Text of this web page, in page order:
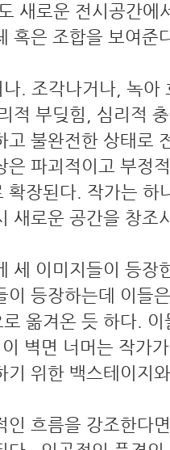
새로운 전시공간에
혹은 조합을 보여준
. 조각나거나, 녹아
적 부딪힘, 심리적
고 불완전한 상태로
은 파괴적이고 부정
확장된다. 작가는 하
새로운 공간을 창
세 이미지들이 등장
이 등장하는데 이들
옮겨온 듯 하다.
벽면 너머는 작가
기 위한 백스테이지
인 흐름을 강조한다